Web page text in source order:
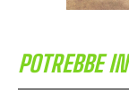
POTREBBE